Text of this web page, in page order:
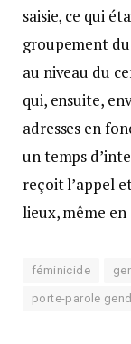
saisie, ce qui
groupement
au niveau du
qui, ensuite,
adresses en
un temps
reçoit l’appel
lieux, même en
féminicide
porte-parole